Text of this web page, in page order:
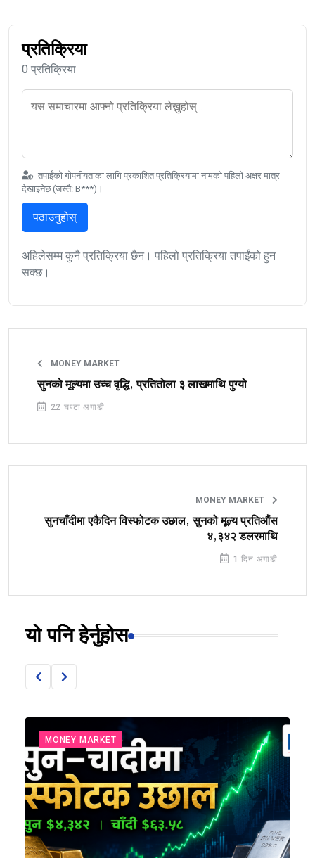
प्रतिक्रिया
0 प्रतिक्रिया
तपाईंको गोपनीयताका लागि प्रकाशित प्रतिक्रियामा नामको पहिलो अक्षर मात्र
देखाइनेछ (जस्तै: B***)।
पठाउनुहोस्
अहिलेसम्म कुनै प्रतिक्रिया छैन। पहिलो प्रतिक्रिया तपाईंको हुन
सक्छ।
MONEY MARKET
सुनको मूल्यमा उच्च वृद्धि, प्रतितोला ३ लाखमाथि पुग्यो
22 घण्टा अगाडी
MONEY MARKET
सुनचाँदीमा एकैदिन विस्फोटक उछाल, सुनको मूल्य प्रतिऔंस
४,३४२ डलरमाथि
1 दिन अगाडी
यो पनि हेर्नुहोस
MONEY MARKET